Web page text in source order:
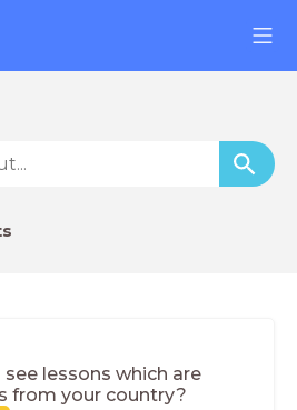
lessons which are
from your country?